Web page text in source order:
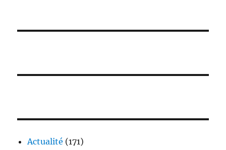
Actualité (171)